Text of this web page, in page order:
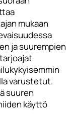
mukaan
ja suurempien
varustetut.
suuren
käyttö